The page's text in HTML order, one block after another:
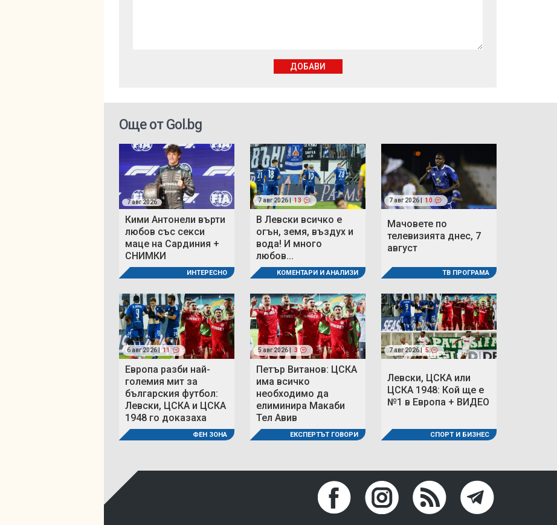
ДОБАВИ
Още от Gol.bg
7 авг 2026
Кими Антонели върти
любов със секси
маце на Сардиния +
СНИМКИ
ИНТЕРЕСНО
7 авг 2026 | 13
В Левски всичко е
огън, земя, въздух и
вода! И много
любов...
КОМЕНТАРИ И АНАЛИЗИ
7 авг 2026 | 10
Мачовете по
телевизията днес, 7
август
ТВ ПРОГРАМА
6 авг 2026 | 11
Европа разби най-
големия мит за
българския футбол:
Левски, ЦСКА и ЦСКА
1948 го доказаха
ФЕН ЗОНА
5 авг 2026 | 3
Петър Витанов: ЦСКА
има всичко
необходимо да
елиминира Макаби
Тел Авив
ЕКСПЕРТЪТ ГОВОРИ
7 авг 2026 | 5
Левски, ЦСКА или
ЦСКА 1948: Кой ще е
№1 в Европа + ВИДЕО
СПОРТ И БИЗНЕС